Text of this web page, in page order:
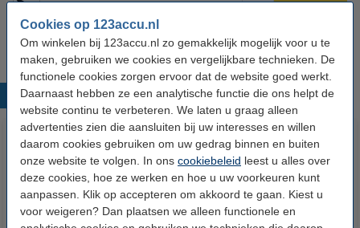
Cookies op 123accu.nl
Om winkelen bij 123accu.nl zo gemakkelijk mogelijk voor u te
maken, gebruiken we cookies en vergelijkbare technieken. De
functionele cookies zorgen ervoor dat de website goed werkt.
Daarnaast hebben ze een analytische functie die ons helpt de
website continu te verbeteren. We laten u graag alleen
advertenties zien die aansluiten bij uw interesses en willen
daarom cookies gebruiken om uw gedrag binnen en buiten
onze website te volgen. In ons cookiebeleid leest u alles over
deze cookies, hoe ze werken en hoe u uw voorkeuren kunt
aanpassen. Klik op accepteren om akkoord te gaan. Kiest u
voor weigeren? Dan plaatsen we alleen functionele en
Populaire producten